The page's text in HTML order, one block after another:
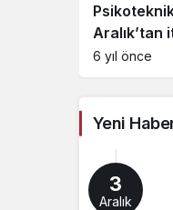
Aralık’tan
geliyor!
6 yıl önce
Yeni
3
Aralık